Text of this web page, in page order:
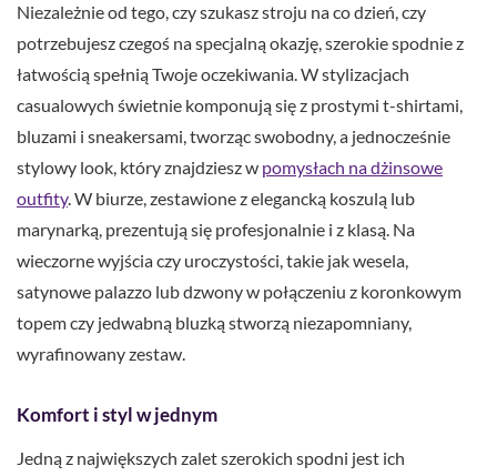
Niezależnie od tego, czy szukasz stroju na co dzień, czy
potrzebujesz czegoś na specjalną okazję, szerokie spodnie z
łatwością spełnią Twoje oczekiwania. W stylizacjach
casualowych świetnie komponują się z prostymi t-shirtami,
bluzami i sneakersami, tworząc swobodny, a jednocześnie
stylowy look, który znajdziesz w pomysłach na dżinsowe
outfity. W biurze, zestawione z elegancką koszulą lub
marynarką, prezentują się profesjonalnie i z klasą. Na
wieczorne wyjścia czy uroczystości, takie jak wesela,
satynowe palazzo lub dzwony w połączeniu z koronkowym
topem czy jedwabną bluzką stworzą niezapomniany,
wyrafinowany zestaw.
Komfort i styl w jednym
Jedną z największych zalet szerokich spodni jest ich